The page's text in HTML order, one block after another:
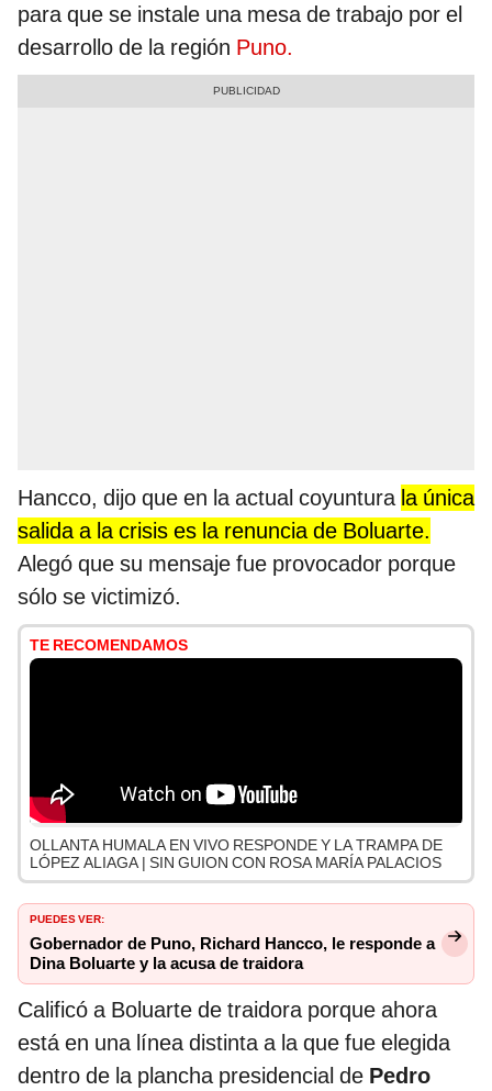
para que se instale una mesa de trabajo por el
desarrollo de la región Puno.
Hancco, dijo que en la actual coyuntura la única
salida a la crisis es la renuncia de Boluarte.
Alegó que su mensaje fue provocador porque
sólo se victimizó.
TE RECOMENDAMOS
OLLANTA HUMALA EN VIVO RESPONDE Y LA TRAMPA DE
LÓPEZ ALIAGA | SIN GUION CON ROSA MARÍA PALACIOS
PUEDES VER:
Gobernador de Puno, Richard Hancco, le responde a
Dina Boluarte y la acusa de traidora
Calificó a Boluarte de traidora porque ahora
está en una línea distinta a la que fue elegida
dentro de la plancha presidencial de Pedro